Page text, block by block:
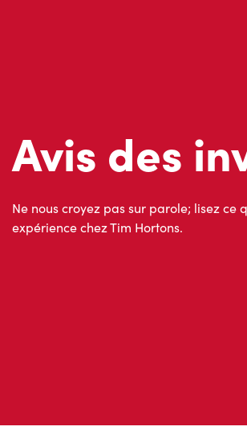
Avis des
expérience chez Tim Hortons.